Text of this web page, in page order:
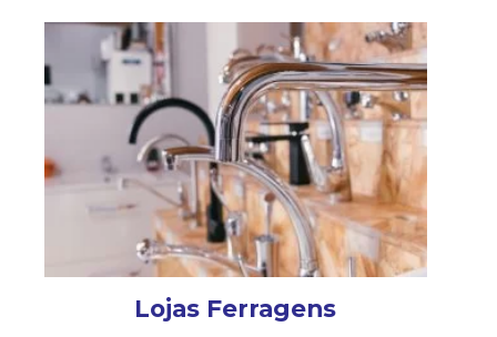
Lojas Ferragens